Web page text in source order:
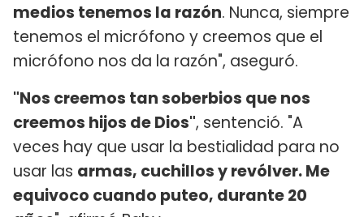
medios tenemos la razón. Nunca, siempre
tenemos el micrófono y creemos que el
micrófono nos da la razón", aseguró.
"Nos creemos tan soberbios que nos
creemos hijos de Dios", sentenció. "A
veces hay que usar la bestialidad para no
usar las armas, cuchillos y revólver. Me
equivoco cuando puteo, durante 20